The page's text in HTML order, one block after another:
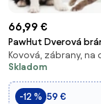
66,99 €
PawHut Dverová
psov, schodová
brána pre psov 74-
ochrana schodov,
bezpečnostná brána,
Kovová, zábrany, na
Skladom
-12 % 59 €